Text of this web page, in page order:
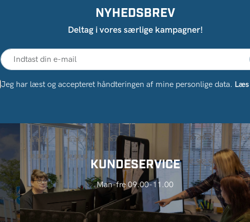
NYHEDSBREV
Deltag i vores særlige kampagner!
Jeg har læst og accepteret håndteringen af ​​mine personlige data.
KUNDESERVICE
Man-fre 09.00-11.00